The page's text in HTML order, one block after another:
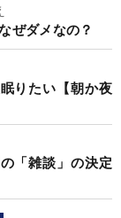
ぜダメなの？
りたい【朝か夜
「雑談」の決定